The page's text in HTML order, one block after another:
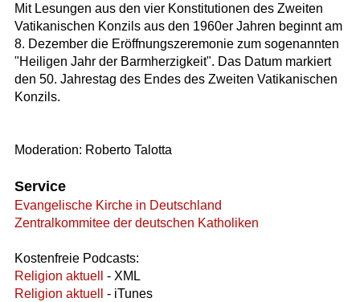
Mit Lesungen aus den vier Konstitutionen des Zweiten
Vatikanischen Konzils aus den 1960er Jahren beginnt am
8. Dezember die Eröffnungszeremonie zum sogenannten
"Heiligen Jahr der Barmherzigkeit". Das Datum markiert
den 50. Jahrestag des Endes des Zweiten Vatikanischen
Konzils.
Moderation: Roberto Talotta
Service
Evangelische Kirche in Deutschland
Zentralkommitee der deutschen Katholiken
Kostenfreie Podcasts:
Religion aktuell
- XML
Religion aktuell
- iTunes